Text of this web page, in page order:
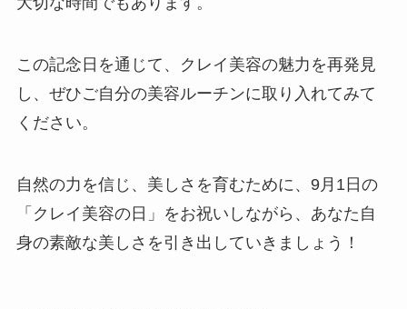
この記念日を通じて、クレイ美容の魅力を再発見
し、ぜひご自分の美容ルーチンに取り入れてみて
ください。
自然の力を信じ、美しさを育むために、9月1日の
「クレイ美容の日」をお祝いしながら、あなた自
身の素敵な美しさを引き出していきましょう！